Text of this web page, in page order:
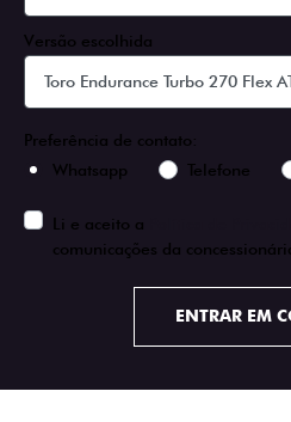
Versão escolhida
Preferência de contato:
Whatsapp
Telefone
Li e aceito a
comunicações da
ENTRAR EM